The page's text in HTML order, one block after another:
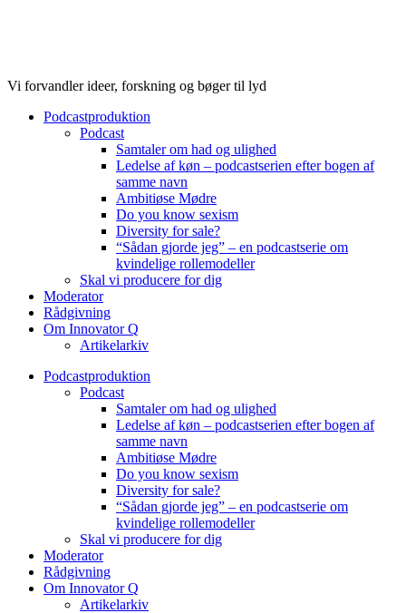
Vi forvandler ideer, forskning og bøger til lyd
Podcastproduktion
Podcast
Samtaler om had og ulighed
Ledelse af køn – podcastserien efter bogen af
samme navn
Ambitiøse Mødre
Do you know sexism
Diversity for sale?
“Sådan gjorde jeg” – en podcastserie om
kvindelige rollemodeller
Skal vi producere for dig
Moderator
Rådgivning
Om Innovator Q
Artikelarkiv
Podcastproduktion
Podcast
Samtaler om had og ulighed
Ledelse af køn – podcastserien efter bogen af
samme navn
Ambitiøse Mødre
Do you know sexism
Diversity for sale?
“Sådan gjorde jeg” – en podcastserie om
kvindelige rollemodeller
Skal vi producere for dig
Moderator
Rådgivning
Om Innovator Q
Artikelarkiv